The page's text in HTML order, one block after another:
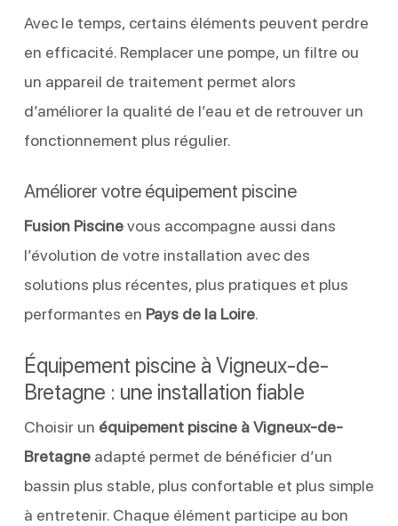
Avec le temps, certains éléments peuvent perdre
en efficacité. Remplacer une pompe, un filtre ou
un appareil de traitement permet alors
d’améliorer la qualité de l’eau et de retrouver un
fonctionnement plus régulier.
Améliorer votre équipement piscine
Fusion Piscinevous accompagne aussi dans
l’évolution de votre installation avec des
solutions plus récentes, plus pratiques et plus
performantes en Pays de la Loire.
Équipement piscine à Vigneux-de-
Bretagne : une installation fiable
Choisir un équipement piscine à Vigneux-de-
Bretagneadapté permet de bénéficier d’un
bassin plus stable, plus confortable et plus simple
à entretenir. Chaque élément participe au bon